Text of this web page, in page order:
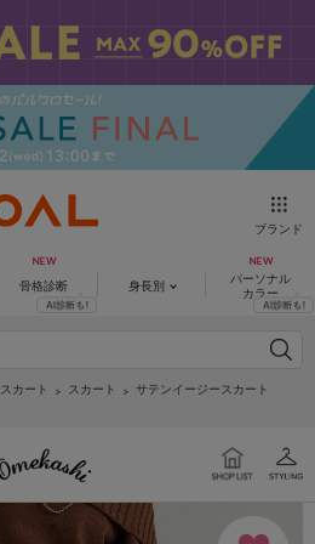
ブランド
骨格診断 身長別
パーソナル
カラー
スカート スカート サテンイージースカート